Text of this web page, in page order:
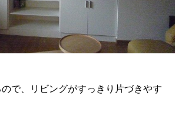
で、リビングがすっきり片づきやす